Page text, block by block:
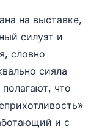
на выставке,
силуэт и
словно
сияла
что
и с